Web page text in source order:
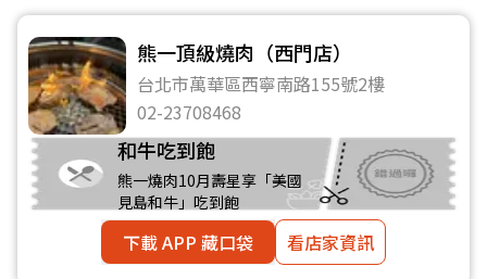
熊一頂級燒肉（西門店）
台北市萬華區西寧南路155號2樓
02-23708468
和牛吃到飽
熊一燒肉10月壽星享「美國
見島和牛」吃到飽
下載 APP 藏口袋 看店家資訊